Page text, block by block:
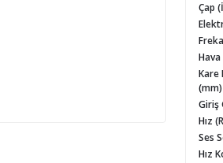
Çap
Kare
(mm)
Giriş
Hız
Ses
Hız